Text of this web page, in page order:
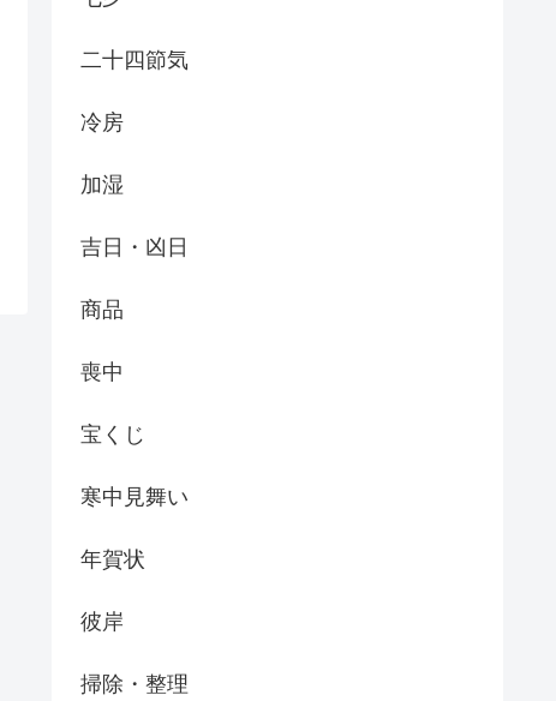
二十四節気
冷房
加湿
吉日・凶日
商品
喪中
宝くじ
寒中見舞い
年賀状
彼岸
掃除・整理